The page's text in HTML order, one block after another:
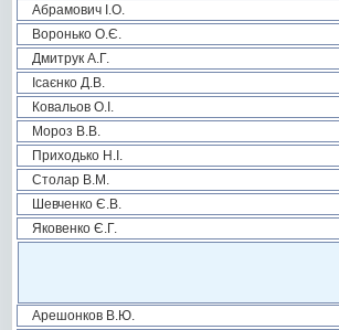
Абрамович І.О.
Воронько О.Є.
Дмитрук А.Г.
Ісаєнко Д.В.
Ковальов О.І.
Мороз В.В.
Приходько Н.І.
Столар В.М.
Шевченко Є.В.
Яковенко Є.Г.
Арешонков В.Ю.